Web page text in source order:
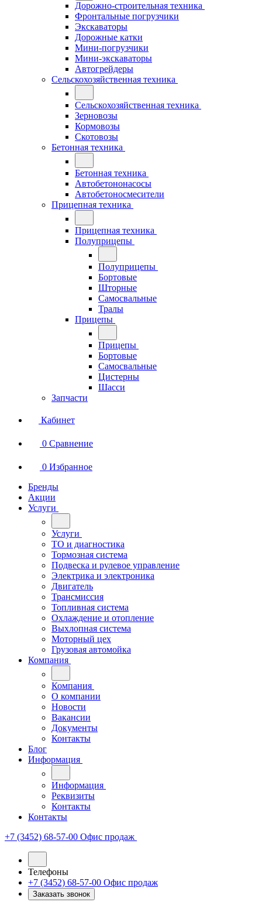
Дорожно-строительная техника
Фронтальные погрузчики
Экскаваторы
Дорожные катки
Мини-погрузчики
Мини-экскаваторы
Автогрейдеры
Сельскохозяйственная техника
Сельскохозяйственная техника
Зерновозы
Кормовозы
Скотовозы
Бетонная техника
Бетонная техника
Автобетононасосы
Автобетоносмесители
Прицепная техника
Прицепная техника
Полуприцепы
Полуприцепы
Бортовые
Шторные
Самосвальные
Тралы
Прицепы
Прицепы
Бортовые
Самосвальные
Цистерны
Шасси
Запчасти
Кабинет
0 Сравнение
0 Избранное
Бренды
Акции
Услуги
Услуги
ТО и диагностика
Тормозная система
Подвеска и рулевое управление
Электрика и электроника
Двигатель
Трансмиссия
Топливная система
Охлаждение и отопление
Выхлопная система
Моторный цех
Грузовая автомойка
Компания
Компания
О компании
Новости
Вакансии
Документы
Контакты
Блог
Информация
Информация
Реквизиты
Контакты
Контакты
+7 (3452) 68-57-00 Офис продаж
Телефоны
+7 (3452) 68-57-00 Офис продаж
Заказать звонок